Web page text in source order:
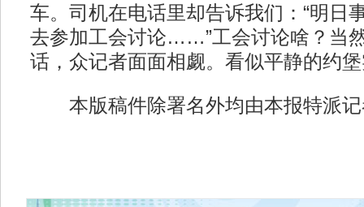
车。司机在电话里却告诉我们：“明日
去参加工会讨论……”工会讨论啥？当
话，众记者面面相觑。看似平静的约
本版稿件除署名外均由本报特派记